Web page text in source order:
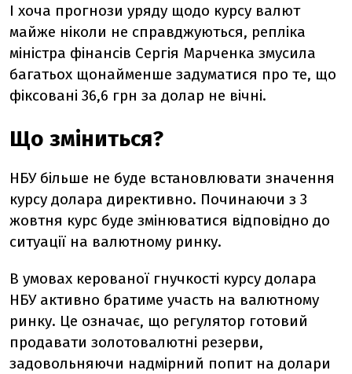
І хоча прогнози уряду щодо курсу валют
майже ніколи не справджуються, репліка
міністра фінансів Сергія Марченка змусила
багатьох щонайменше задуматися про те, що
фіксовані 36,6 грн за долар не вічні.
Що зміниться?
НБУ більше не буде встановлювати значення
курсу долара директивно. Починаючи з 3
жовтня курс буде змінюватися відповідно до
ситуації на валютному ринку.
В умовах керованої гнучкості курсу долара
НБУ активно братиме участь на валютному
ринку. Це означає, що регулятор готовий
продавати золотовалютні резерви,
задовольняючи надмірний попит на долари